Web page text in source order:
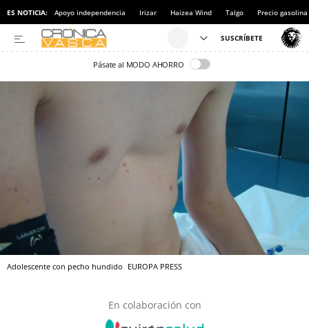
ES NOTICIA: Apoyo independencia Irizar Haizea Wind Talgo Precio gasolina
Pásate al MODO AHORRO
Adolescente con pecho hundido EUROPA PRESS
En colaboración con